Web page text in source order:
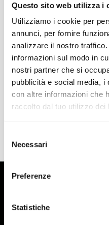
Questo sito web utilizza i
Utilizziamo i cookie per
annunci, per fornire
analizzare il nostro
informazioni sul modo in
nostri partner che si
pubblicità e social media, i
con altre informazioni che
raccolto dal tuo utilizzo dei
delNecessari
Preferenze
Statistiche